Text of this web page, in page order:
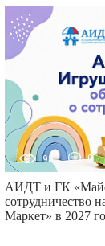
98 0
АИДТ и ГК
сотрудничество
Маркет» в 2027